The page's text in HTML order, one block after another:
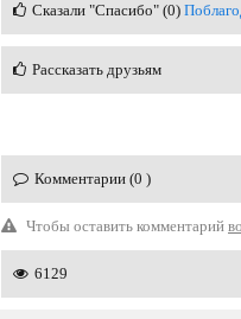
Сказали "Спасибо" (0)
Рассказать друзьям
Комментарии (0 )
Чтобы оставить комментарий
6129